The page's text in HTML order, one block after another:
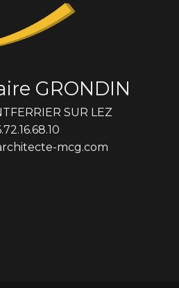
GRONDIN
SUR LEZ
mcg.com